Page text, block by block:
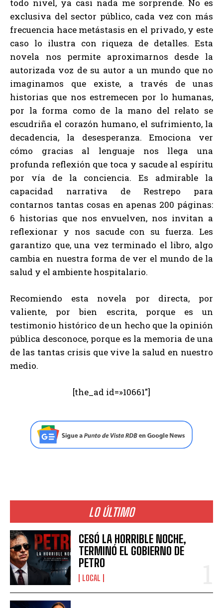
todo nivel, ya casi nada me sorprende. No es
exclusiva del sector público, cada vez con más
frecuencia hace metástasis en el privado, y este
caso lo ilustra con riqueza de detalles. Esta
novela nos permite aproximarnos desde la
autorizada voz de su autor a un mundo que no
imaginamos que existe, a través de unas
historias que nos estremecen por lo humanas,
por la forma como de la mano del relato se
escudriña el corazón humano, el sufrimiento, la
decadencia, la desesperanza. Emociona ver
cómo gracias al lenguaje nos llega una
profunda reflexión que toca y sacude al espíritu
por vía de la conciencia. Es admirable la
capacidad narrativa de Restrepo para
contarnos tantas cosas en apenas 200 páginas:
6 historias que nos envuelven, nos invitan a
reflexionar y nos sacude con su fuerza. Les
garantizo que, una vez terminado el libro, algo
cambia en nuestra forma de ver el mundo de la
salud y el ambiente hospitalario.
Recomiendo esta novela por directa, por
valiente, por bien escrita, porque es un
testimonio histórico de un hecho que la opinión
pública desconoce, porque es la memoria de una
de las tantas crisis que vive la salud en nuestro
medio.
[the_ad id=»10661″]
LO ÚLTIMO
CESÓ LA HORRIBLE NOCHE,
TERMINÓ EL GOBIERNO DE
PETRO
LOCAL